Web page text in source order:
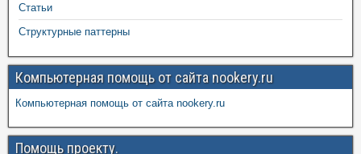
Статьи
Структурные паттерны
Компьютерная помощь от сайта nookery.ru
Компьютерная помощь от сайта nookery.ru
Помощь проекту.